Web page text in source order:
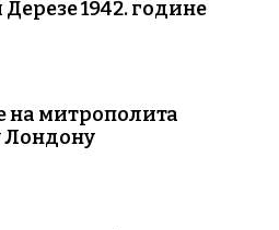
1942. године
на митрополита
Лондону